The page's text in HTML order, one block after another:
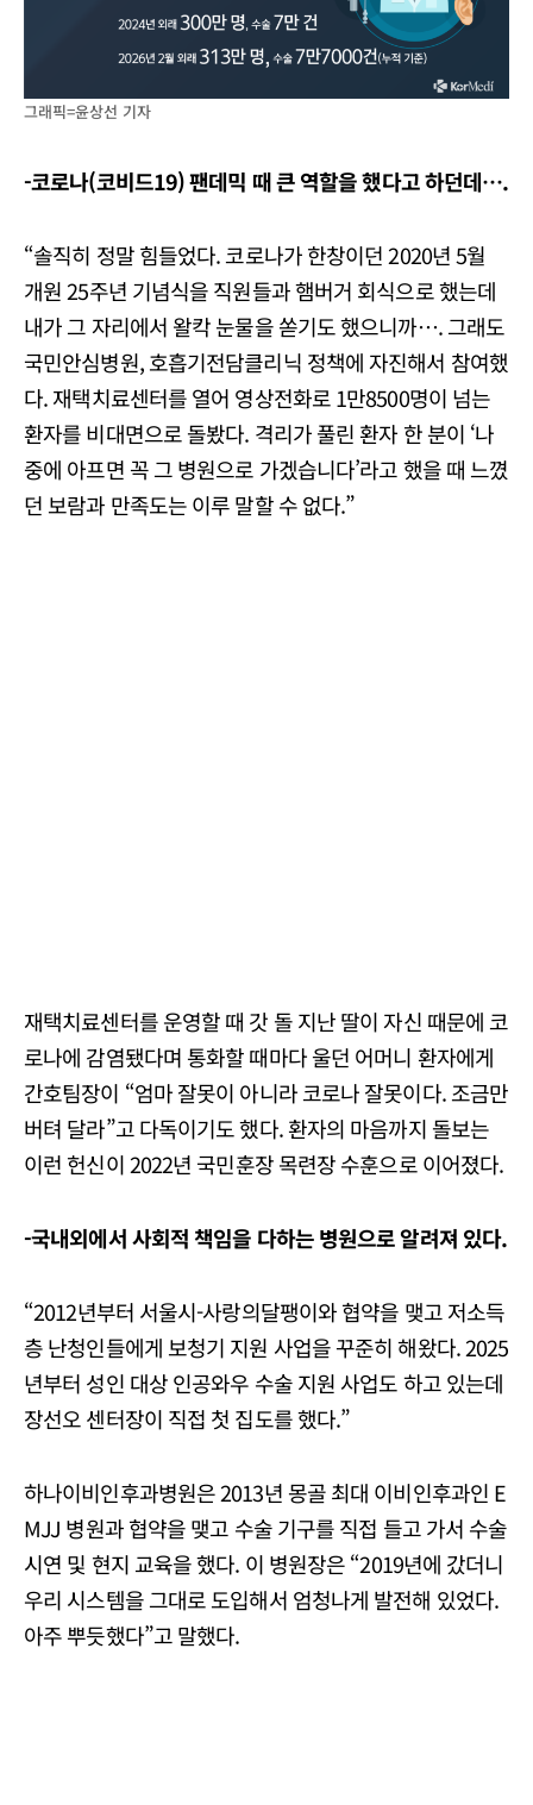
그래픽=윤상선 기자
-코로나(코비드19) 팬데믹 때 큰 역할을 했다고 하던데….
“솔직히 정말 힘들었다. 코로나가 한창이던 2020년 5월
개원 25주년 기념식을 직원들과 햄버거 회식으로 했는데
내가 그 자리에서 왈칵 눈물을 쏟기도 했으니까…. 그래도
국민안심병원, 호흡기전담클리닉 정책에 자진해서 참여했
다. 재택치료센터를 열어 영상전화로 1만8500명이 넘는
환자를 비대면으로 돌봤다. 격리가 풀린 환자 한 분이 ‘나
중에 아프면 꼭 그 병원으로 가겠습니다’라고 했을 때 느꼈
던 보람과 만족도는 이루 말할 수 없다.”
재택치료센터를 운영할 때 갓 돌 지난 딸이 자신 때문에 코
로나에 감염됐다며 통화할 때마다 울던 어머니 환자에게
간호팀장이 “엄마 잘못이 아니라 코로나 잘못이다. 조금만
버텨 달라”고 다독이기도 했다. 환자의 마음까지 돌보는
이런 헌신이 2022년 국민훈장 목련장 수훈으로 이어졌다.
-국내외에서 사회적 책임을 다하는 병원으로 알려져 있다.
“2012년부터 서울시-사랑의달팽이와 협약을 맺고 저소득
층 난청인들에게 보청기 지원 사업을 꾸준히 해왔다. 2025
년부터 성인 대상 인공와우 수술 지원 사업도 하고 있는데
장선오 센터장이 직접 첫 집도를 했다.”
하나이비인후과병원은 2013년 몽골 최대 이비인후과인 E
MJJ 병원과 협약을 맺고 수술 기구를 직접 들고 가서 수술
시연 및 현지 교육을 했다. 이 병원장은 “2019년에 갔더니
우리 시스템을 그대로 도입해서 엄청나게 발전해 있었다.
아주 뿌듯했다”고 말했다.